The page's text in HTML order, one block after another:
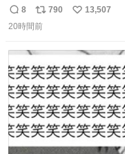
ことである←好きすぎる
返
信
8
リ
ポ
数
790
い
13,507
20時間前